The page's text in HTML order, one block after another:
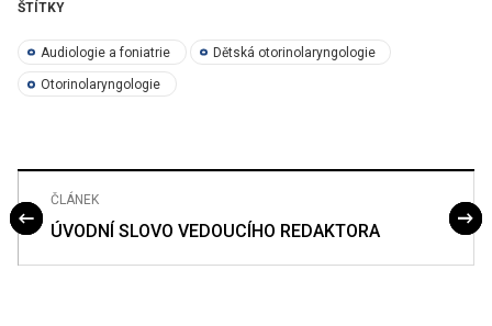
ŠTÍTKY
Audiologie a foniatrie Dětská otorinolaryngologie
Otorinolaryngologie
ČLÁNEK
ÚVODNÍ SLOVO VEDOUCÍHO REDAKTORA